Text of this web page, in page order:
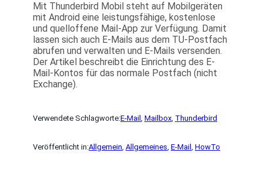
Mit Thunderbird Mobil steht auf Mobilgeräten
mit Android eine leistungsfähige, kostenlose
und quelloffene Mail-App zur Verfügung. Damit
lassen sich auch E-Mails aus dem TU-Postfach
abrufen und verwalten und E-Mails versenden.
Der Artikel beschreibt die Einrichtung des E-
Mail-Kontos für das normale Postfach (nicht
Exchange).
Verwendete Schlagworte:E-Mail , Mailbox, Thunderbird
Veröffentlicht in:Allgemein, Allgemeines, E-Mail , HowTo